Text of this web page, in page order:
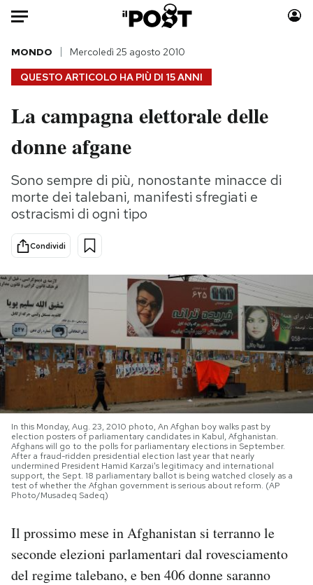
Auto
HOME
Italia
Politica
Tecnologia
Internet
Scienza
Cultura
Economia
Sport
Moda
Storie/Idee
Ok Boomer!
Mondiali calcio 2026
PODCAST
NEWSLETTER
I MIEI PREFERITI
SHOP
CALENDARIO
AREA PERSONALE
QUESTO ARTICOLO HA PIÙ DI 15 ANNI
MONDO Mercoledì 25 agosto 2010
La campagna elettorale delle
donne afgane
Sono sempre di più, nonostante minacce di
morte dei talebani, manifesti sfregiati e
ostracismi di ogni tipo
Condividi
In this Monday, Aug. 23, 2010 photo, An Afghan boy walks past by
election posters of parliamentary candidates in Kabul, Afghanistan.
Afghans will go to the polls for parliamentary elections in September.
After a fraud-ridden presidential election last year that nearly
undermined President Hamid Karzai's legitimacy and international
support, the Sept. 18 parliamentary ballot is being watched closely as a
test of whether the Afghan government is serious about reform. (AP
Photo/Musadeq Sadeq)
Il prossimo mese in Afghanistan si terranno le
seconde elezioni parlamentari dal rovesciamento
del regime talebano, e ben 406 donne saranno